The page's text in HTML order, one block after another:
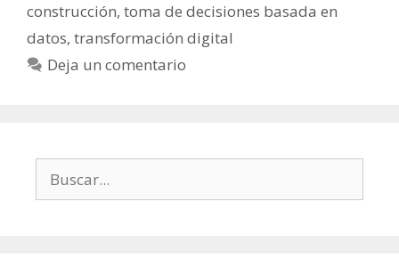
construcción, toma de decisiones basada en
datos, transformación digital
Deja un comentario